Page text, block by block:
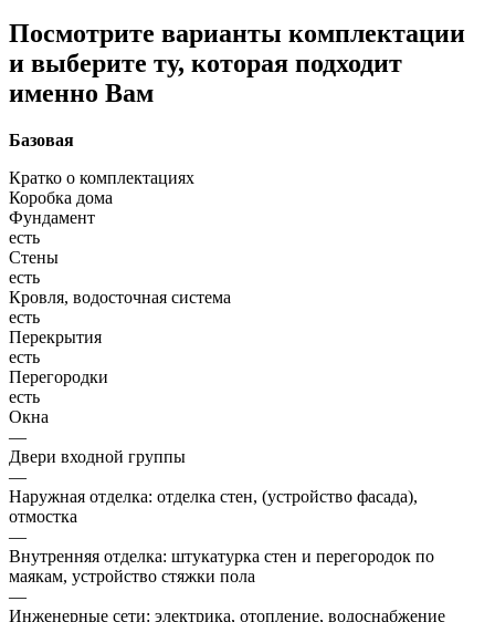
Посмотрите варианты комплектации
и выберите ту, которая подходит
именно Вам
Базовая
Кратко о комплектациях
Коробка дома
Фундамент
есть
Стены
есть
Кровля, водосточная система
есть
Перекрытия
есть
Перегородки
есть
Окна
—
Двери входной группы
—
Наружная отделка: отделка стен, (устройство фасада),
отмостка
—
Внутренняя отделка: штукатурка стен и перегородок по
маякам, устройство стяжки пола
—
Инженерные сети: электрика, отопление, водоснабжение